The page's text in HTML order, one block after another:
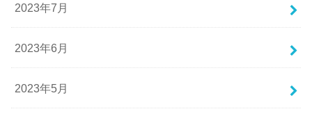
2023年7月
2023年6月
2023年5月